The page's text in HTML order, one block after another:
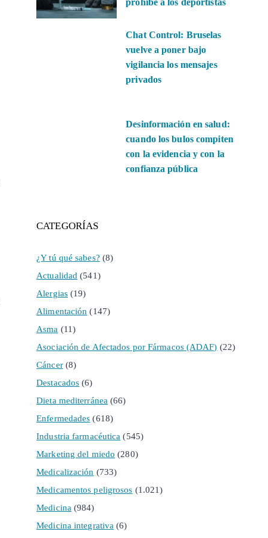
Chat Control: Bruselas
vuelve a poner bajo
vigilancia los mensajes
privados
Desinformación en salud:
cuando los bulos compiten
con la evidencia y con la
confianza pública
CATEGORÍAS
¿Y tú qué sabes? (8)
Actualidad (541)
Alergias(19)
Alimentación (147)
Asma (11)
Asociación de Afectados por Fármacos (ADAF) (22)
Cáncer(8)
Destacados (6)
Dieta mediterránea (66)
Enfermedades (618)
Industria farmacéutica (545)
Marketing del miedo (280)
Medicalización (733)
Medicamentos peligrosos (1.021)
Medicina (984)
Medicina integrativa (6)